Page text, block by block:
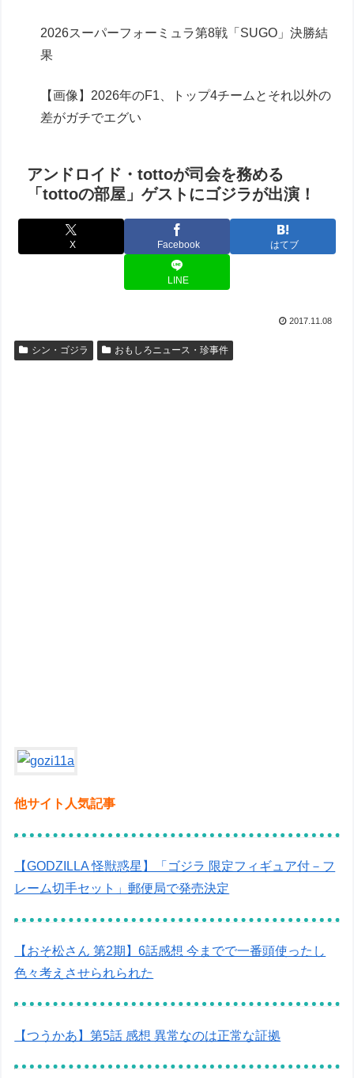
2026スーパーフォーミュラ第8戦「SUGO」決勝結
果
【画像】2026年のF1、トップ4チームとそれ以外の
差がガチでエグい
アンドロイド・tottoが司会を務める
「tottoの部屋」ゲストにゴジラが出演！
X Facebook はてブ
LINE
2017.11.08
シン・ゴジラ おもしろニュース・珍事件
他サイト人気記事
【GODZILLA 怪獣惑星】「ゴジラ 限定フィギュア付－フ
レーム切手セット」郵便局で発売決定
【おそ松さん 第2期】6話感想 今までで一番頭使ったし
色々考えさせられられた
【つうかあ】第5話 感想 異常なのは正常な証拠